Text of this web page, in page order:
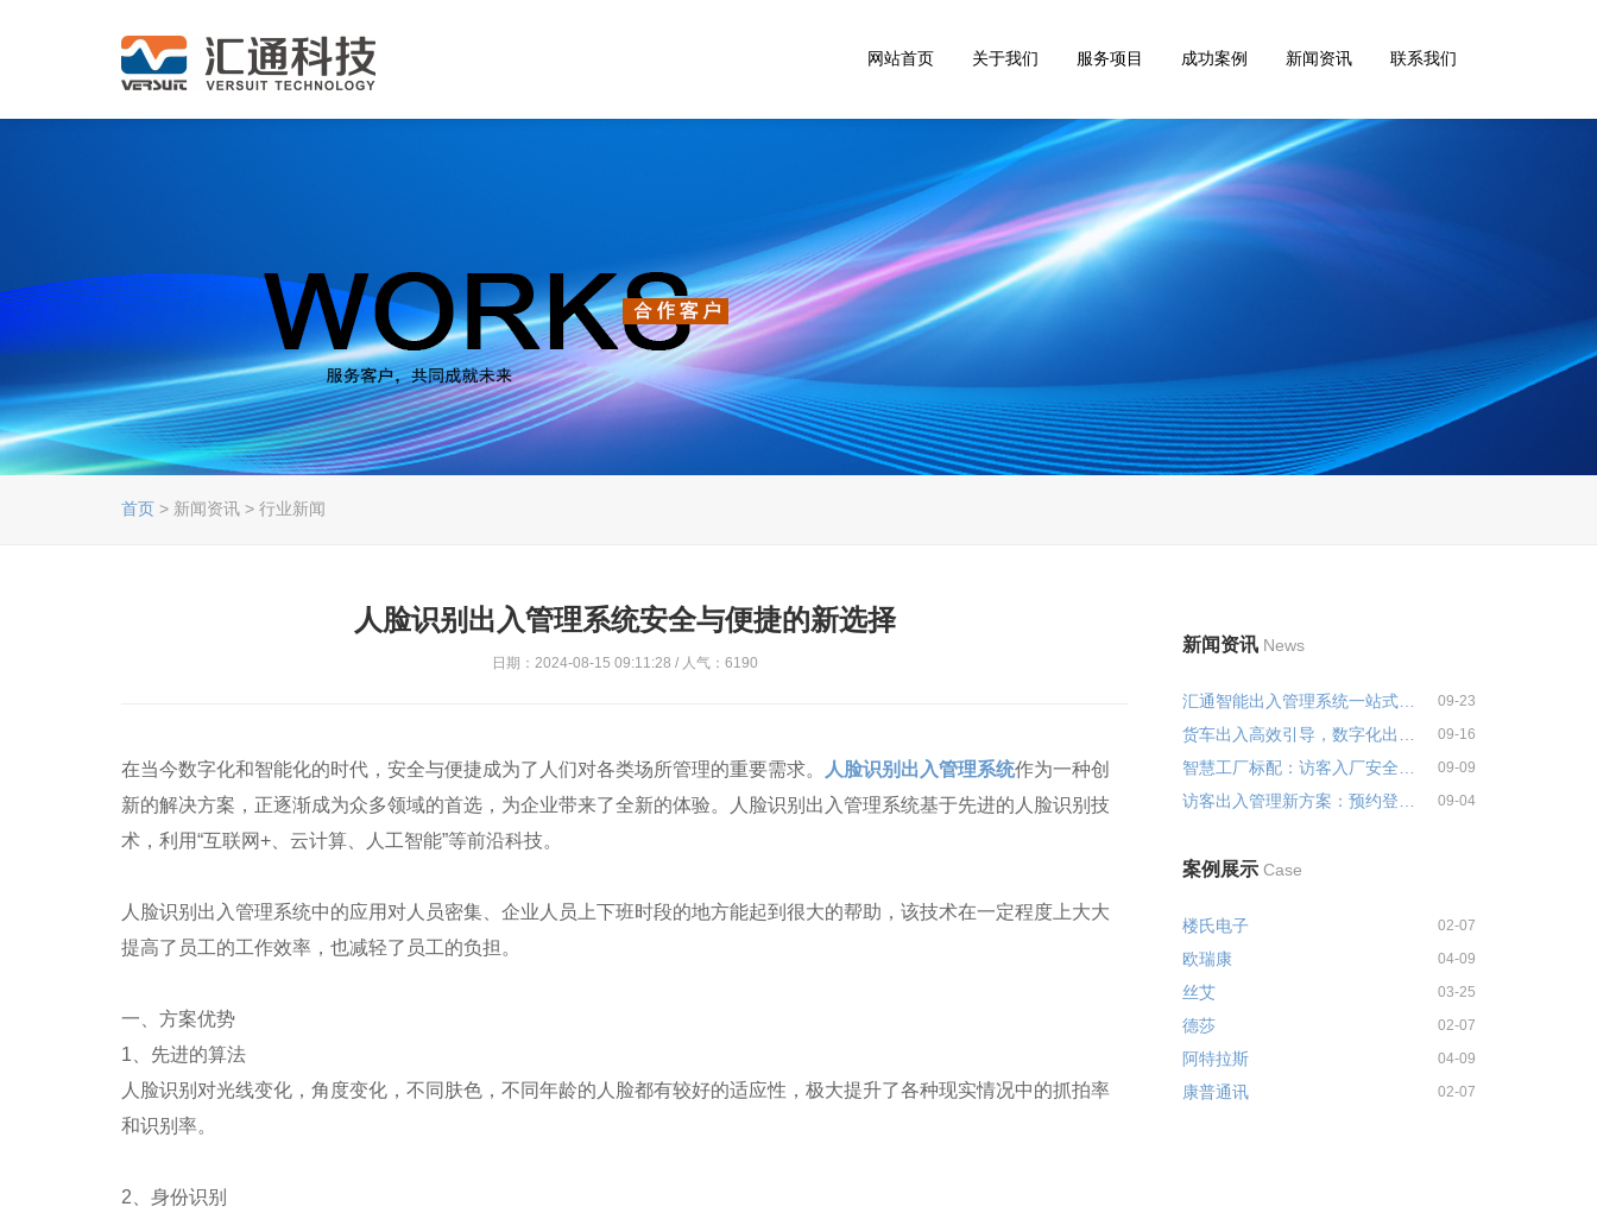
网站首页 关于我们 服务项目 成功案例 新闻资讯 联系我们
首页 > 新闻资讯 > 行业新闻
人脸识别出入管理系统安全与便捷的新选择
日期：2024-08-15 09:11:28 / 人气：6190
在当今数字化和智能化的时代，安全与便捷成为了人们对各类场所管理的重要需求。 人脸识别出入管理系统作为一种创
新的解决方案，正逐渐成为众多领域的首选，为企业带来了全新的体验。人脸识别出入管理系统基于先进的人脸识别技
术，利用“互联网+、云计算、人工智能”等前沿科技。
人脸识别出入管理系统中的应用对人员密集、企业人员上下班时段的地方能起到很大的帮助，该技术在一定程度上大大
提高了员工的工作效率，也减轻了员工的负担。
一、方案优势
1、先进的算法
人脸识别对光线变化，角度变化，不同肤色，不同年龄的人脸都有较好的适应性，极大提升了各种现实情况中的抓拍率
和识别率。
2、身份识别
新闻资讯 News
汇通智能出入管理系统一站式解决... 09-23
09-16
09-09
09-04
案例展示 Case
楼氏电子 02-07
欧瑞康 04-09
丝艾 03-25
德莎 02-07
阿特拉斯 04-09
康普通讯 02-07